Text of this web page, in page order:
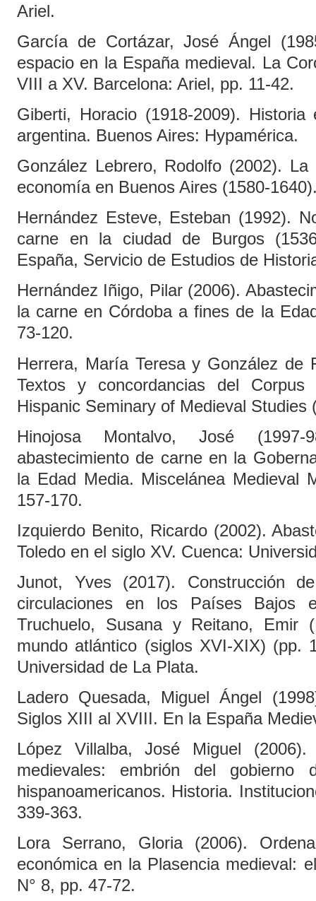
Ariel.
García de Cortázar, José Ángel
espacio en la España medieval. La
VIII a XV. Barcelona: Ariel, pp. 11-42.
Giberti, Horacio (1918-2009).
argentina. Buenos Aires: Hypamérica.
González Lebrero, Rodolfo (2002).
economía en Buenos Aires (1580-
Hernández Esteve, Esteban (1992).
carne en la ciudad de Burgos
España, Servicio de Estudios de
Hernández Iñigo, Pilar (2006).
la carne en Córdoba a fines de la
73-120.
Herrera, María Teresa y González de
Textos y concordancias del Corpus
Hispanic Seminary of Medieval Studies
Hinojosa Montalvo, José
abastecimiento de carne en la
la Edad Media. Miscelánea Medieval
157-170.
Izquierdo Benito, Ricardo (2002).
Toledo en el siglo XV. Cuenca:
Junot, Yves (2017). Construcción
circulaciones en los Países Bajos
Truchuelo, Susana y Reitano, Emir
mundo atlántico (siglos XVI-XIX) (pp.
Universidad de La Plata.
Ladero Quesada, Miguel Ángel
Siglos XIII al XVIII. En la España
López Villalba, José Miguel
medievales: embrión del gobierno
hispanoamericanos. Historia.
339-363.
Lora Serrano, Gloria (2006).
económica en la Plasencia medieval:
N° 8, pp. 47-72.